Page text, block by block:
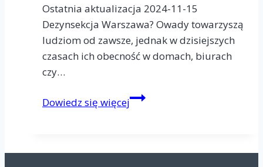
Ostatnia aktualizacja 2024-11-15
Dezynsekcja Warszawa? Owady towarzyszą
ludziom od zawsze, jednak w dzisiejszych
czasach ich obecność w domach, biurach
czy…
Dowiedz się więcejDezynsekcja